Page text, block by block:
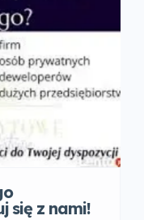
się z nami!